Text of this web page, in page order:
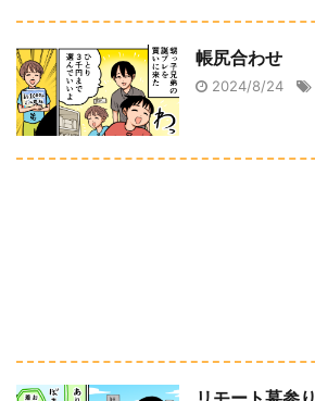
帳尻合わせ
2024/8/24